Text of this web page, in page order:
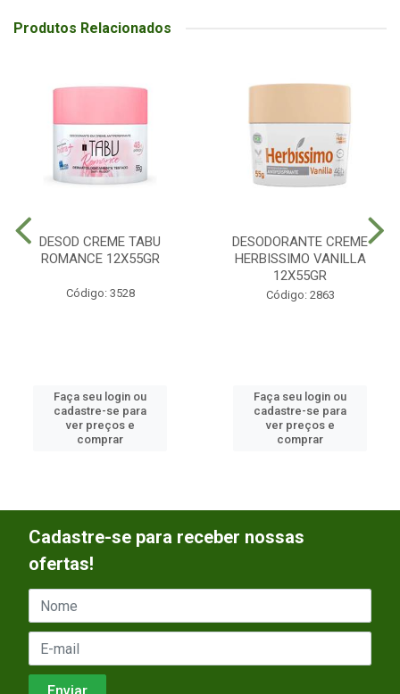
Produtos Relacionados
DESOD CREME TABU
ROMANCE 12X55GR
Código: 3528
Faça seu login ou
cadastre-se para
ver preços e
comprar
DESODORANTE CREME
HERBISSIMO VANILLA
12X55GR
Código: 2863
Faça seu login ou
cadastre-se para
ver preços e
comprar
Cadastre-se para receber nossas
ofertas!